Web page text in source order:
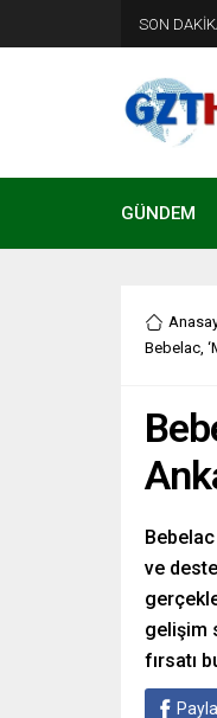
SON
GÜNDEM
Bebelac,
ve
gelişim
fırsatı